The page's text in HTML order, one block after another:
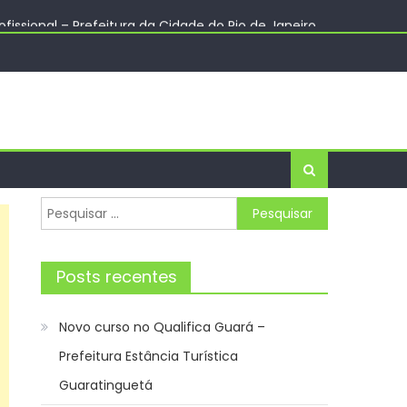
– Prefeitura da Cidade do Rio de Janeiro
Pesquisar
por:
Posts recentes
Novo curso no Qualifica Guará –
Prefeitura Estância Turística
Guaratinguetá